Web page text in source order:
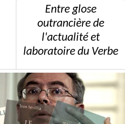
Entre glose
outrancière de
l'actualité et
laboratoire du Verbe